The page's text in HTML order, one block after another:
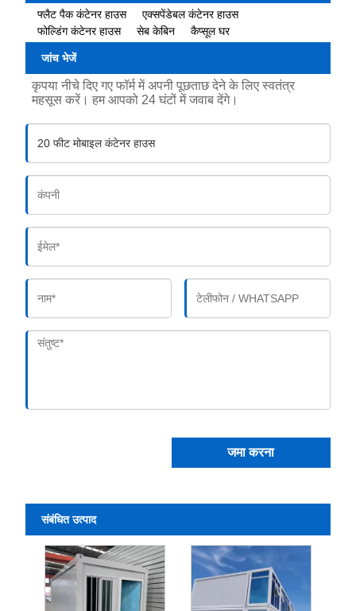
फ्लैट पैक कंटेनर हाउस
एक्सपेंडेबल कंटेनर हाउस
फोल्डिंग कंटेनर हाउस
सेब केबिन कैप्सूल घर
जांच भेजें
कृपया नीचे दिए गए फॉर्म में अपनी पूछताछ देने के लिए स्वतंत्र
महसूस करें। हम आपको 24 घंटों में जवाब देंगे।
जमा करना
संबंधित उत्पाद